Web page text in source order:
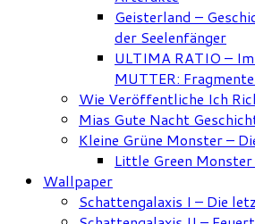
Geisterland –
der Seelenfänger
ULTIMA RATIO –
MUTTER:
Wie Veröffentliche Ich
Mias Gute Nacht
Kleine Grüne Monster –
Little Green
Wallpaper
Schattengalaxis I – Die